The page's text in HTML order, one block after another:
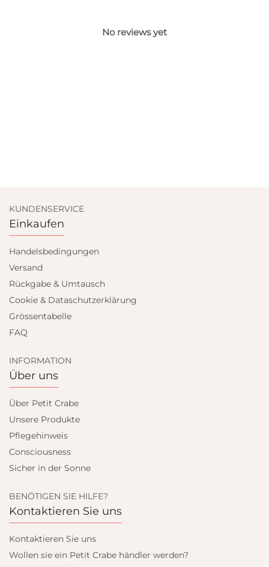
No reviews yet
KUNDENSERVICE
Einkaufen
Handelsbedingungen
Versand
Rückgabe & Umtausch
Cookie & Dataschutzerklärung
Grössentabelle
FAQ
INFORMATION
Über uns
Über Petit Crabe
Unsere Produkte
Pflegehinweis
Consciousness
Sicher in der Sonne
BENÖTIGEN SIE HILFE?
Kontaktieren Sie uns
Kontaktieren Sie uns
Wollen sie ein Petit Crabe händler werden?